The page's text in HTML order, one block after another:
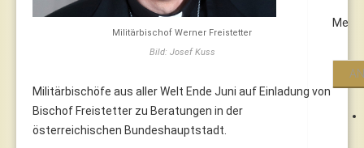
Me
Militärbischof Werner Freistetter
Bild: Josef Kuss
Militärbischöfe aus aller Welt Ende Juni auf Einladung von
Bischof Freistetter zu Beratungen in der
österreichischen Bundeshauptstadt.